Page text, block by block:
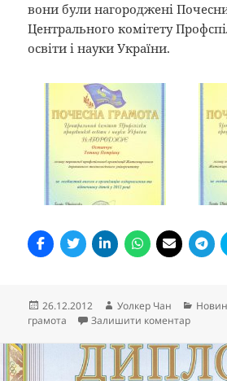
вони були нагороджені
Центрального комітету
освіти і науки України.
Опубліковано
26.12.2012 Автор
Уолкер Чан
грамота
Залишити коментардо